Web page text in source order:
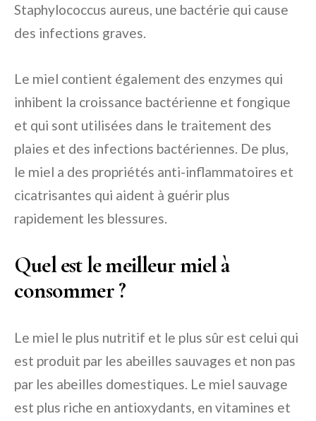
Staphylococcus aureus, une bactérie qui cause
des infections graves.
Le miel contient également des enzymes qui
inhibent la croissance bactérienne et fongique
et qui sont utilisées dans le traitement des
plaies et des infections bactériennes. De plus,
le miel a des propriétés anti-inflammatoires et
cicatrisantes qui aident à guérir plus
rapidement les blessures.
Quel est le meilleur miel à
consommer ?
Le miel le plus nutritif et le plus sûr est celui qui
est produit par les abeilles sauvages et non pas
par les abeilles domestiques. Le miel sauvage
est plus riche en antioxydants, en vitamines et